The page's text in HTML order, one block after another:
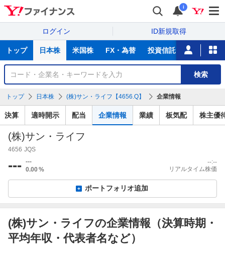
i
ログイン ID新規取得
サ
トップ 日本株 米国株 FX・為替 投資信託 ニュース
銘
検
索
検索
トップ 日本株 (株)サン・ライフ【4656.Q】 企業情報
決算 適時開示 配当 企業情報 業績 板気配 株主優
(株)サン・ライフ
4656 JQS
--- ---
0.00%
--:--
リアルタイム株価
ポートフォリオ追加
(株)サン・ライフの企業情報（決算時期・
平均年収・代表者名など）